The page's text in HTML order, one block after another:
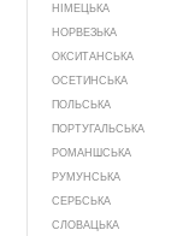
НІМЕЦЬКА
НОРВЕЗЬКА
ОКСИТАНСЬКА
ОСЕТИНСЬКА
ПОЛЬСЬКА
ПОРТУГАЛЬСЬКА
РОМАНШСЬКА
РУМУНСЬКА
СЕРБСЬКА
СЛОВАЦЬКА